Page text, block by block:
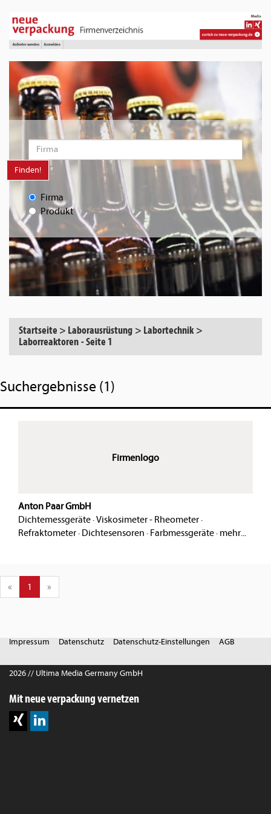
Finden!
Firma
Produkt
Startseite > Laborausrüstung > Labortechnik >
Laborreaktoren-Seite 1
Suchergebnisse (1)
Firmenlogo
Anton Paar GmbH
Dichtemessgeräte·Viskosimeter - Rheometer·
Refraktometer· Dichtesensoren · Farbmessgeräte· mehr...
« 1 »
Impressum Datenschutz Datenschutz-Einstellungen AGB
2026 // Ultima Media Germany GmbH
Mit neue verpackung vernetzen